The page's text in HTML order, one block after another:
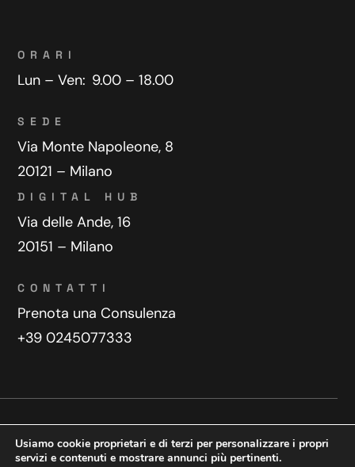
ORARI
Lun – Ven: 9.00 – 18.00
SEDE
Via Monte Napoleone, 8
20121 – Milano
DIGITAL HUB
Via delle Ande, 16
20151 – Milano
CONTATTI
Prenota una Consulenza
+39 0245077333
Copyright © 2025 WeDoDigital
Usiamo cookie proprietari e di terzi per personalizzare i propri
servizi e contenuti e mostrare annunci più pertinenti.